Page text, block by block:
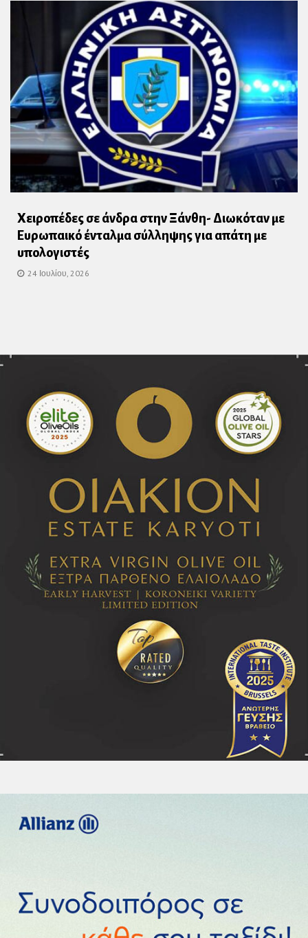
Χειροπέδες σε άνδρα στην Ξάνθη- Διωκόταν με
Ευρωπαικό ένταλμα σύλληψης για απάτη με
υπολογιστές
24 Ιουλίου, 2026